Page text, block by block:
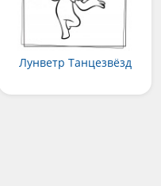
Лунветр Танцезвёзд